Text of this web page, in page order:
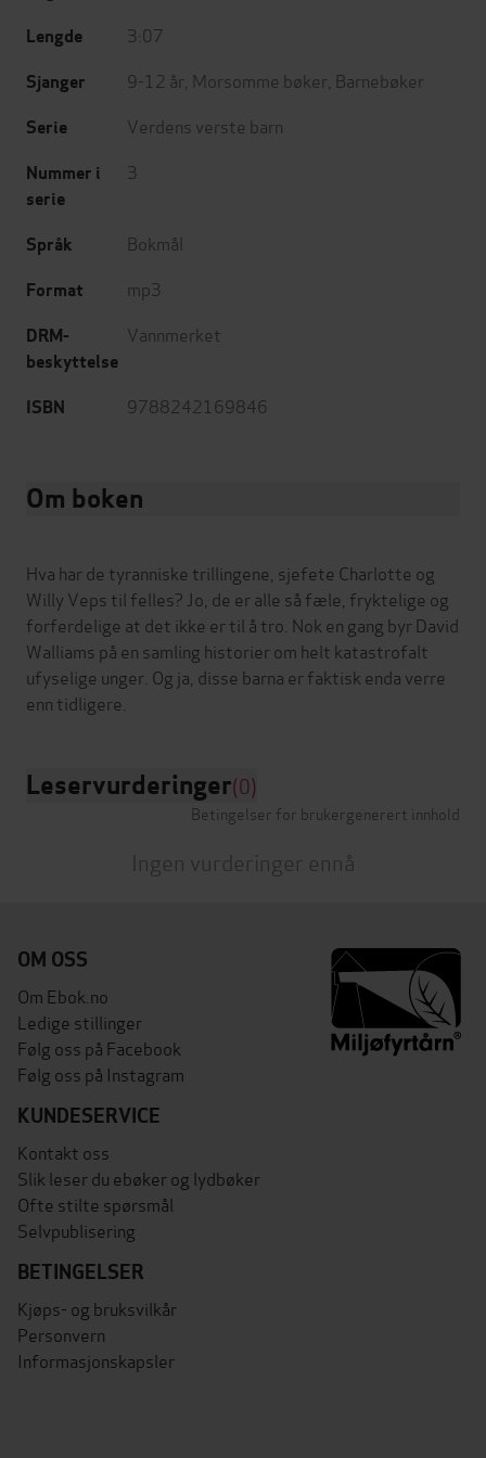
Lengde 3:07
Sjanger 9-12 år Morsomme bøker Barnebøker
Serie Verdens verste barn
Nummer i
serie
3
Språk Bokmål
Format mp3
DRM-
beskyttelse
Vannmerket
ISBN 9788242169846
Om boken
Hva har de tyranniske trillingene, sjefete Charlotte og
Willy Veps til felles? Jo, de er alle så fæle, fryktelige og
forferdelige at det ikke er til å tro. Nok en gang byr David
Walliams på en samling historier om helt katastrofalt
ufyselige unger. Og ja, disse barna er faktisk enda verre
Leservurderinger(0)
Betingelser for brukergenerert innhold
Ingen vurderinger ennå
OM OSS
Om Ebok.no
Ledige stillinger
Følg oss på Facebook
Følg oss på Instagram
KUNDESERVICE
Kontakt oss
Slik leser du ebøker og lydbøker
Ofte stilte spørsmål
Selvpublisering
BETINGELSER
Kjøps- og bruksvilkår
Personvern
Informasjonskapsler